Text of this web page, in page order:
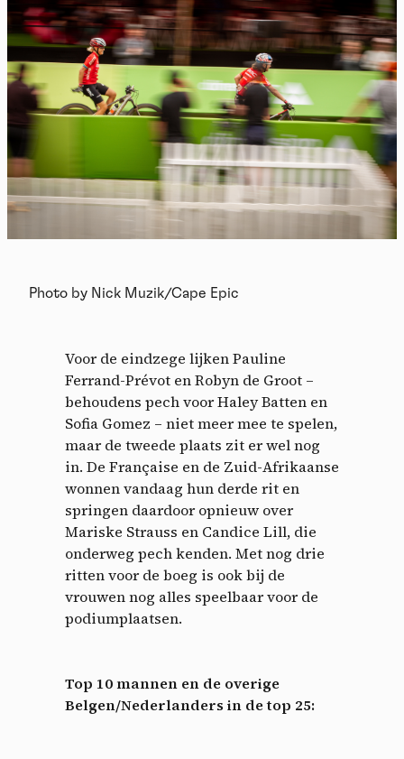
Photo by Nick Muzik/Cape Epic
Voor de eindzege lijken Pauline
Ferrand-Prévot en Robyn de Groot –
behoudens pech voor Haley Batten en
Sofia Gomez – niet meer mee te spelen,
maar de tweede plaats zit er wel nog
in. De Française en de Zuid-Afrikaanse
wonnen vandaag hun derde rit en
springen daardoor opnieuw over
Mariske Strauss en Candice Lill, die
onderweg pech kenden. Met nog drie
ritten voor de boeg is ook bij de
vrouwen nog alles speelbaar voor de
podiumplaatsen.
Top 10 mannen en de overige
Belgen/Nederlanders in de top 25: